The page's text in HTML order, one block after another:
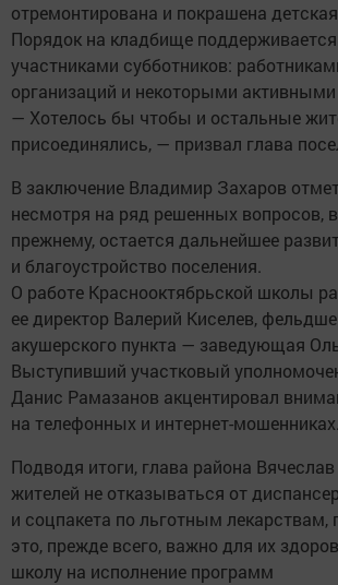
отремонтирована и покрашена
Порядок на кладбище
участниками субботников:
организаций и некоторыми
— Хотелось бы чтобы и остальные
присоединялись, — призвал глава
В заключение Владимир Захаров
несмотря на ряд решенных вопросов,
прежнему, остается дальнейшее
и благоустройство поселения.
О работе Краснооктябрьской школы
ее директор Валерий Киселев,
акушерского пункта — заведующая
Выступивший участковый
Данис Рамазанов акцентировал
на телефонных и интернет-мошенниках.
Подводя итоги, глава района
жителей не отказываться от
и соцпакета по льготным лекарствам,
это, прежде всего, важно для их
школу на исполнение программ